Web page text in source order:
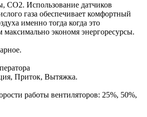
CO2. Использование датчиков
газа обеспечивает комфортный
именно тогда когда это
максимально экономя энергоресурсы.
Приток, Вытяжка.
работы вентиляторов: 25%, 50%,